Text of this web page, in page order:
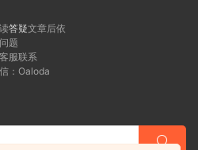
答疑文章后依
题
服联系
：Oaloda